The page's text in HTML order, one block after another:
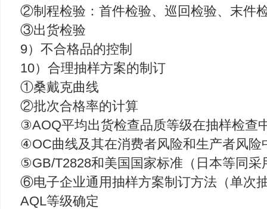
②制程检验：首件检验、巡回检验、末件
③出货检验
9）不合格品的控制
10）合理抽样方案的制订
①桑戴克曲线
②批次合格率的计算
③AOQ平均出货检查品质等级在抽样检查
④OC曲线及其在消费者风险和生产者风险
⑤GB/T2828和美国国家标准（日本等同采
⑥电子企业通用抽样方案制订方法（单次
AQL等级确定